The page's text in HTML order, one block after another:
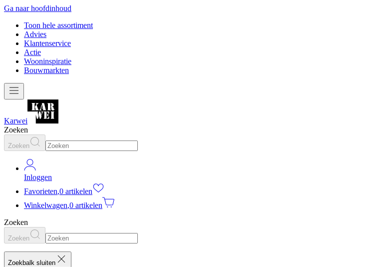
Ga naar hoofdinhoud
Toon hele assortiment
Advies
Klantenservice
Actie
Wooninspiratie
Bouwmarkten
Karwei
Zoeken
Zoeken
Inloggen
Favorieten,0 artikelen
Winkelwagen,0 artikelen
Zoeken
Zoeken
Zoekbalk sluiten